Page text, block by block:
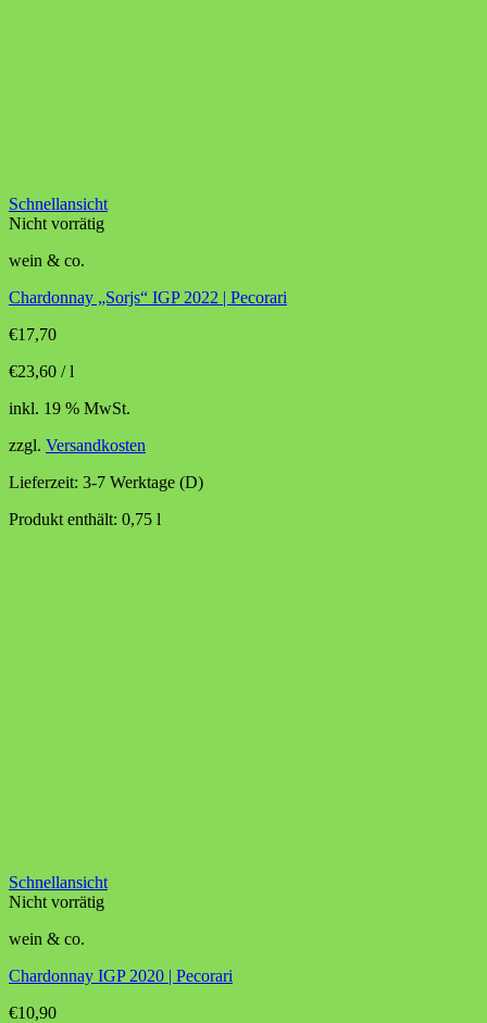
Schnellansicht
Nicht vorrätig
wein & co.
Chardonnay „Sorjs“ IGP 2022 | Pecorari
€17,70
€23,60 /l
inkl. 19 % MwSt.
zzgl. Versandkosten
Lieferzeit: 3-7 Werktage (D)
Produkt enthält: 0,75 l
Schnellansicht
Nicht vorrätig
wein & co.
Chardonnay IGP 2020 | Pecorari
€10,90